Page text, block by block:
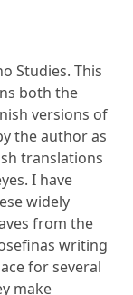
Studies. This
both the
versions of
the author as
translations
I have
widely
from the
writing
for several
make